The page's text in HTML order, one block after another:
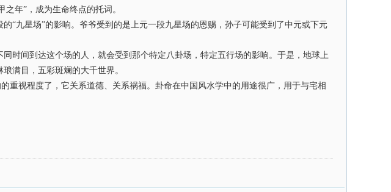
年”，成为生命终点的托词。
九星场”的影响。爷爷受到的是上元一段九星场的恩赐，孙子可能受到了中元或下元
间到达这个场的人，就会受到那个特定八卦场，特定五行场的影响。于是，地球上
满目，五彩斑斓的大千世界。
视程度了，它关系道德、关系祸福。卦命在中国风水学中的用途很广，用于与宅相